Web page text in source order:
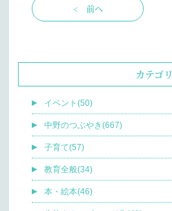
< 前へ
カテゴリ
イベント(50)
中野のつぶやき(667)
子育て(57)
教育全般(34)
本・絵本(46)